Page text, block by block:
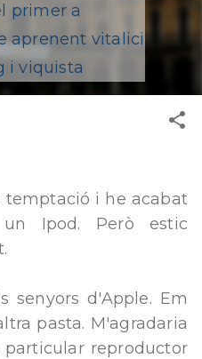
primer a
aprenent vitalici
i viquista
temptació i he acabat
Ipod. Però estic
senyors d'Apple. Em
pasta. M'agradaria
reproductor